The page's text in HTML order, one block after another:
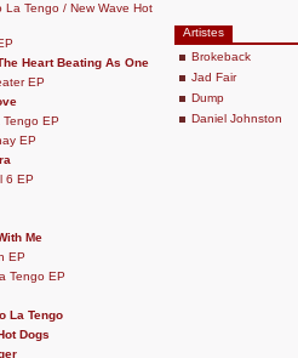
La Tengo / New Wave Hot
Heart Beating As One
EP
Tengo EP
EP
6 EP
Me
EP
Tengo EP
La Tengo
Dogs
Artistes
Brokeback
Jad Fair
Dump
Daniel Johnston